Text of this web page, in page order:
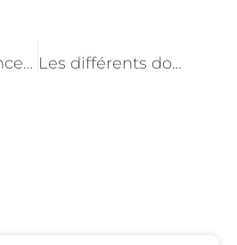
Les compétences essentielles d’un comportementaliste animalier à Paris Les différents domaines d’intervention d’un comportementaliste animalier à Paris